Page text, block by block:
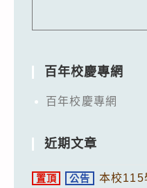
百年校慶專網
百年校慶專網
近期文章
置頂 公告
本校115